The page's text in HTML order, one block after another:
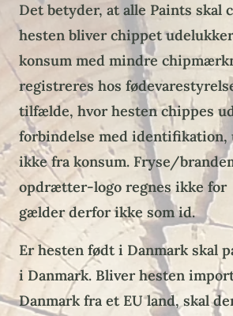
Det betyder, at alle Paints skal
hesten bliver chippet
konsum med mindre
registreres hos
tilfælde, hvor hesten chippes
forbindelse med identifikation,
ikke fra konsum. Fryse/
opdrætter-logo regnes ikke for
gælder derfor ikke som id.
Er hesten født i Danmark skal
i Danmark. Bliver hesten
Danmark fra et EU land, skal